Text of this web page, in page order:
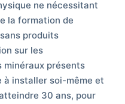
ne nécessitant
la formation de
produits
sur les
minéraux présents
à installer soi-même et
30 ans, pour